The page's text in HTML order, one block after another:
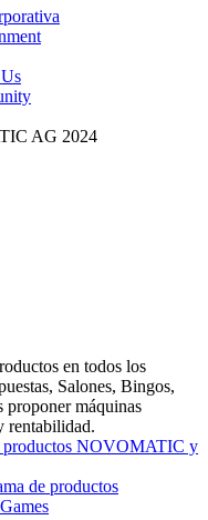
AG 2024
en todos los
Salones, Bingos,
proponer máquinas
rentabilidad.
productos NOVOMATIC y
de productos